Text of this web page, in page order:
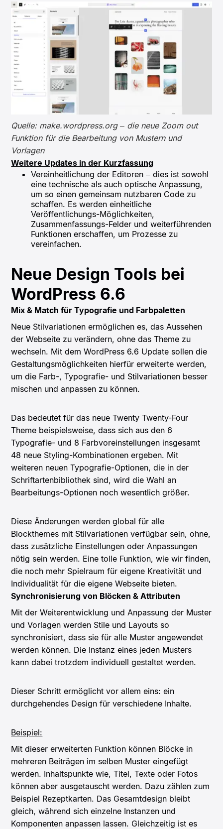
Quelle: make.wordpress.org – die neue Zoom out
Funktion für die Bearbeitung von Mustern und
Vorlagen
Weitere Updates in der Kurzfassung
Vereinheitlichung der Editoren – dies ist sowohl
eine technische als auch optische Anpassung,
um so einen gemeinsam nutzbaren Code zu
schaffen. Es werden einheitliche
Veröffentlichungs-Möglichkeiten,
Zusammenfassungs-Felder und weiterführenden
Funktionen erschaffen, um Prozesse zu
vereinfachen.
Neue Design Tools bei
WordPress 6.6
Mix & Match für Typografie und Farbpaletten
Neue Stilvariationen ermöglichen es, das Aussehen
der Webseite zu verändern, ohne das Theme zu
wechseln. Mit dem WordPress 6.6 Update sollen die
Gestaltungsmöglichkeiten hierfür erweiterte werden,
um die Farb-, Typografie- und Stilvariationen besser
mischen und anpassen zu können.
Das bedeutet für das neue Twenty Twenty-Four
Theme beispielsweise, dass sich aus den 6
Typografie- und 8 Farbvoreinstellungen insgesamt
48 neue Styling-Kombinationen ergeben. Mit
weiteren neuen Typografie-Optionen, die in der
Schriftartenbibliothek sind, wird die Wahl an
Bearbeitungs-Optionen noch wesentlich größer.
Diese Änderungen werden global für alle
Blockthemes mit Stilvariationen verfügbar sein, ohne,
dass zusätzliche Einstellungen oder Anpassungen
nötig sein werden. Eine tolle Funktion, wie wir finden,
die noch mehr Spielraum für eigene Kreativität und
Individualität für die eigene Webseite bieten.
Synchronisierung von Blöcken & Attributen
Mit der Weiterentwicklung und Anpassung der Muster
und Vorlagen werden Stile und Layouts so
synchronisiert, dass sie für alle Muster angewendet
werden können. Die Instanz eines jeden Musters
kann dabei trotzdem individuell gestaltet werden.
Dieser Schritt ermöglicht vor allem eins: ein
durchgehendes Design für verschiedene Inhalte.
Beispiel:
Mit dieser erweiterten Funktion können Blöcke in
mehreren Beiträgen im selben Muster eingefügt
werden. Inhaltspunkte wie, Titel, Texte oder Fotos
können aber ausgetauscht werden. Dazu zählen zum
Beispiel Rezeptkarten. Das Gesamtdesign bleibt
gleich, während sich einzelne Instanzen und
Komponenten anpassen lassen. Gleichzeitig ist es